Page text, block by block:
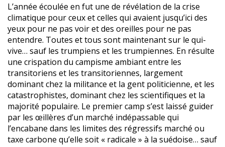
L’année écoulée en fut une de révélation de la crise
climatique pour ceux et celles qui avaient jusqu’ici des
yeux pour ne pas voir et des oreilles pour ne pas
entendre. Toutes et tous sont maintenant sur le qui-
vive… sauf les trumpiens et les trumpiennes. En résulte
une crispation du campisme ambiant entre les
transitoriens et les transitoriennes, largement
dominant chez la militance et la gent politicienne, et les
catastrophistes, dominant chez les scientifiques et la
majorité populaire. Le premier camp s’est laissé guider
par les œillères d’un marché indépassable qui
l’encabane dans les limites des régressifs marché ou
taxe carbone qu’elle soit « radicale » à la suédoise… sauf